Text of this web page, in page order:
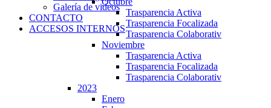
Trasparencia Activa
Trasparencia Focalizada
Trasparencia Colaborativ
Noviembre
Trasparencia Activa
Trasparencia Focalizada
Trasparencia Colaborativ
2023
Enero
Galería de videos
CONTACTO
ACCESOS INTERNOS